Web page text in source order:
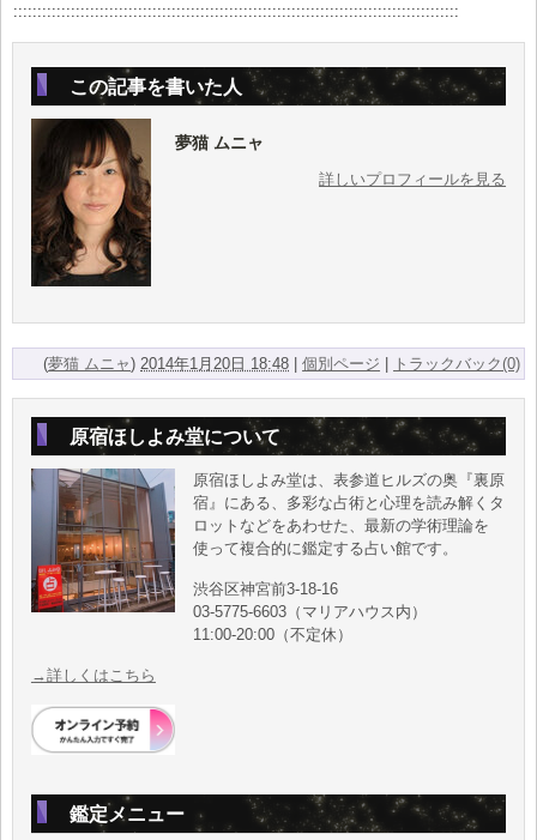
:::::::::::::::::::::::::::::::::::::::::::::::::::::::::::::::::::::::::::::::::::::::::::::
この記事を書いた人
夢猫 ムニャ
詳しいプロフィールを見る
(夢猫 ムニャ) 2014年1月20日 18:48 |個別ページ トラックバック(0)
原宿ほしよみ堂について
原宿ほしよみ堂は、表参道ヒルズの奥『裏原
宿』にある、多彩な占術と心理を読み解くタ
ロットなどをあわせた、最新の学術理論を
使って複合的に鑑定する占い館です。
渋谷区神宮前3-18-16
03-5775-6603（マリアハウス内）
11:00-20:00（不定休）
→詳しくはこちら
鑑定メニュー